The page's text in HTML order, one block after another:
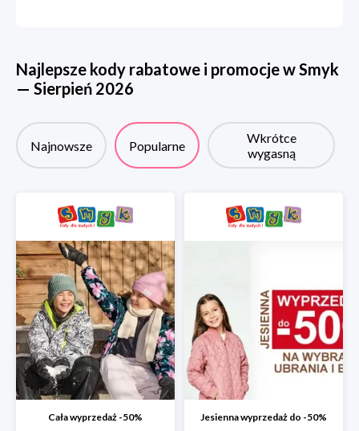
Najlepsze kody rabatowe i promocje wSmyk
— Sierpień 2026
Najnowsze Popularne
Wkrótce
wygasną
Cała wyprzedaż -50% Jesienna wyprzedaż do -50%